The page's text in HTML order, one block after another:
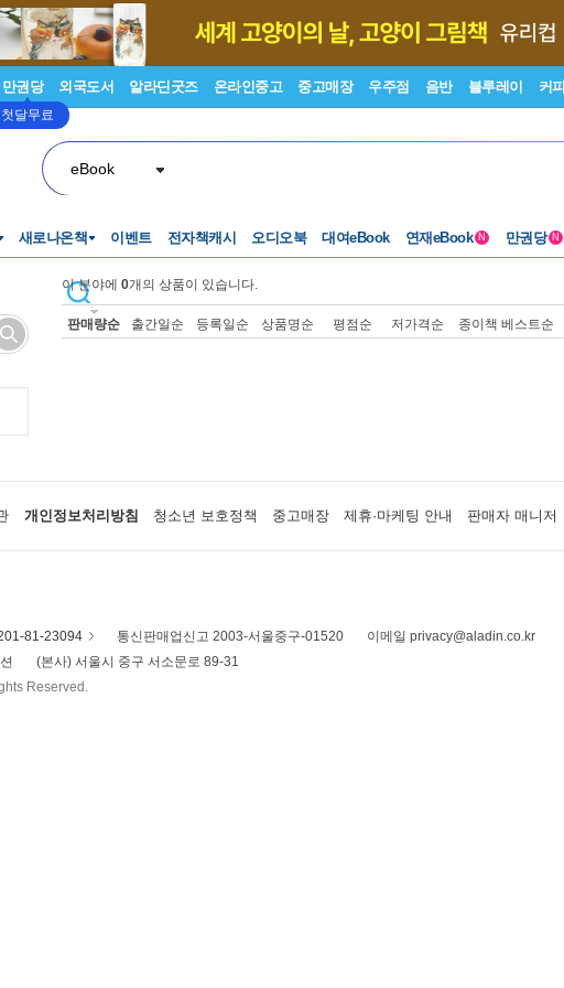
만권당
첫달무료
외국도서 알라딘굿즈 온라인중고 중고매장 우주점 음반 블루레이 커피
eBook
새로나온책 이벤트 전자책캐시 오디오북 대여eBook 연재eBook N 만권당 N
이 분야에 0개의 상품이 있습니다.
판매량순 출간일순 등록일순 상품명순 평점순 저가격순 종이책 베스트순
개인정보처리방침 청소년 보호정책 중고매장 제휴·마케팅 안내 판매자 매니저
81-23094 통신판매업신고 2003-서울중구-01520
이메일 privacy@aladin.co.kr
(본사) 서울시 중구 서소문로 89-31
Reserved.